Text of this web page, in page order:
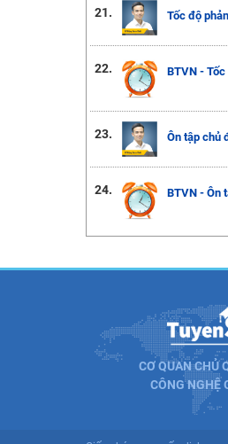
21. Tốc độ
22. BTVN -
23. Ôn tập chủ
24. BTVN - Ôn
CƠ QUAN CHỦ
CÔNG NGHỆ